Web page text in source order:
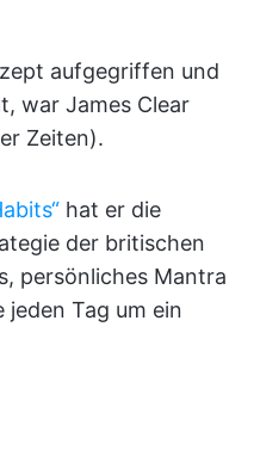
aufgegriffen und
war James Clear
Zeiten).
hat er die
der britischen
persönliches Mantra
jeden Tag um ein